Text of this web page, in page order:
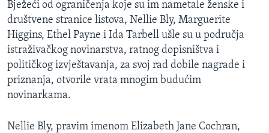
Bježeći od ograničenja koje su im nametale ženske i
društvene stranice listova, Nellie Bly, Marguerite
Higgins, Ethel Payne i Ida Tarbell ušle su u područja
istraživačkog novinarstva, ratnog dopisništva i
političkog izvještavanja, za svoj rad dobile nagrade i
priznanja, otvorile vrata mnogim budućim
novinarkama.
Nellie Bly, pravim imenom Elizabeth Jane Cochran,